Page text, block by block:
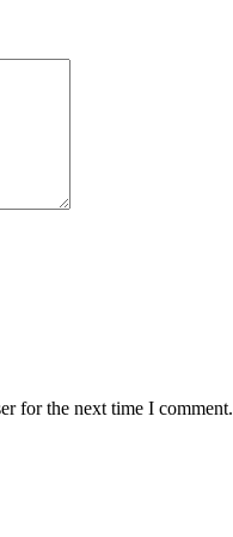
for the next time I comment.